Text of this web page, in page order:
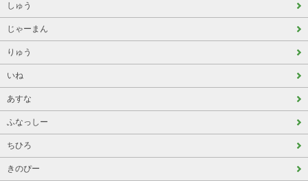
しゅう
じゃーまん
りゅう
いね
あすな
ふなっしー
ちひろ
きのぴー